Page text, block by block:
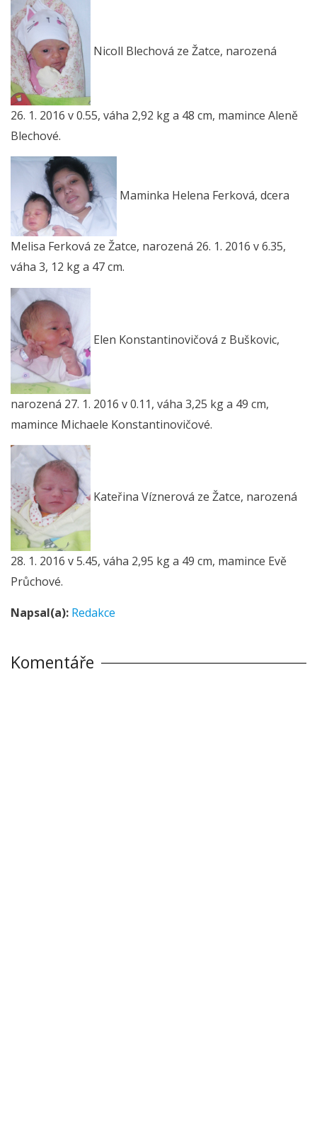
Nicoll Blechová ze Žatce, narozená
26. 1. 2016 v 0.55, váha 2,92 kg a 48 cm, mamince Aleně
Blechové.
Maminka Helena Ferková, dcera
Melisa Ferková ze Žatce, narozená 26. 1. 2016 v 6.35,
váha 3, 12 kg a 47 cm.
Elen Konstantinovičová z Buškovic,
narozená 27. 1. 2016 v 0.11, váha 3,25 kg a 49 cm,
mamince Michaele Konstantinovičové.
Kateřina Víznerová ze Žatce, narozená
28. 1. 2016 v 5.45, váha 2,95 kg a 49 cm, mamince Evě
Průchové.
Napsal(a): Redakce
Komentáře